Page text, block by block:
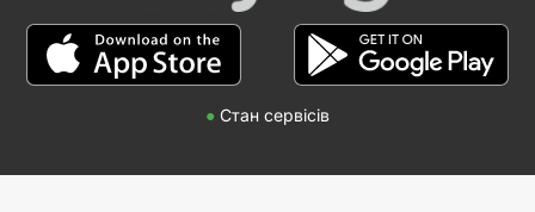
● Стан сервісів